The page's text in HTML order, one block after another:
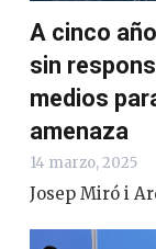
A cinco
sin
medios
amenaza
14 marzo, 2025
Josep Miró i